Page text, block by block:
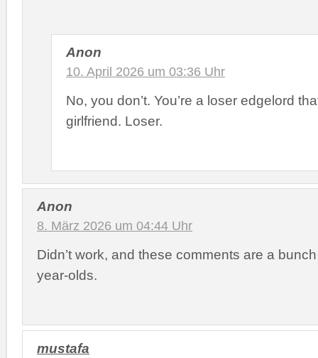
Anon
10. April 2026 um 03:36 Uhr
No, you don’t. You’re a loser edgelord
girlfriend. Loser.
Anon
8. März 2026 um 04:44 Uhr
Didn’t work, and these comments are a
year-olds.
mustafa